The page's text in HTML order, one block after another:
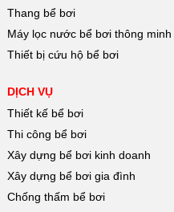
Thang bể bơi
Máy lọc nước bể bơi thông minh
Thiết bị cứu hộ bể bơi
DỊCH VỤ
Thiết kế bể bơi
Thi công bể bơi
Xây dựng bể bơi kinh doanh
Xây dựng bể bơi gia đình
Chống thấm bể bơi